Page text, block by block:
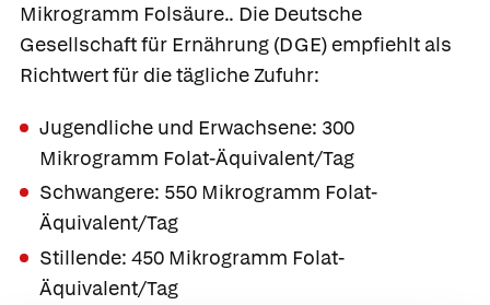
Mikrogramm Folsäure.. Die Deutsche
Gesellschaft für Ernährung (DGE) empfiehlt als
Richtwert für die tägliche Zufuhr:
Jugendliche und Erwachsene: 300
Mikrogramm Folat-Äquivalent/Tag
Schwangere: 550 Mikrogramm Folat-
Äquivalent/Tag
Stillende: 450 Mikrogramm Folat-
Äquivalent/Tag